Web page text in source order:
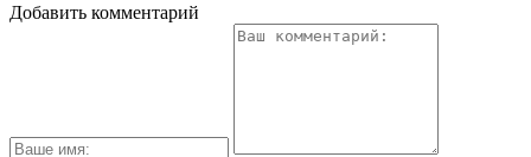
Добавить комментарий